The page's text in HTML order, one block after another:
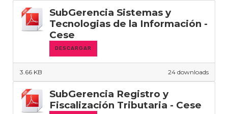
SubGerencia Sistemas y
Tecnologias de la Información -
Cese
DESCARGAR
24 downloads
3.66 KB
SubGerencia Registro y
Fiscalización Tributaria - Cese